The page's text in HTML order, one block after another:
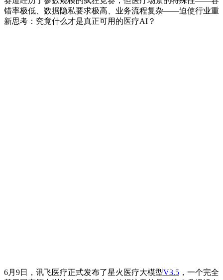
错率极低、数据隐私要求极高、业务流程复杂——迫使行业重
新思考：究竟什么才是真正可用的医疗AI？
6月9日，讯飞医疗正式发布了星火医疗大模型V3.5 ，一个完全